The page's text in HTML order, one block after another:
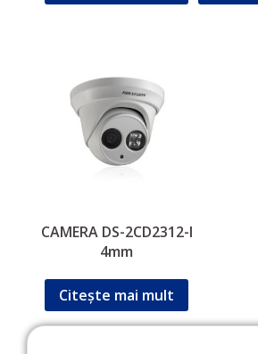
CAMERA DS-2CD2312-I
4mm
Citește mai mult